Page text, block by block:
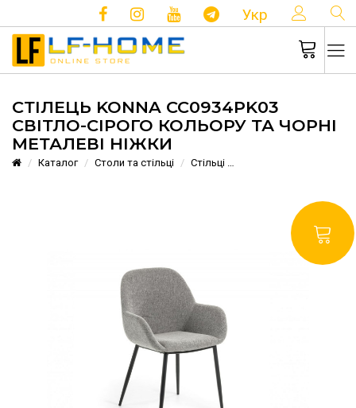
Укр
СТІЛЕЦЬ KONNA CC0934PK03
СВІТЛО-СІРОГО КОЛЬОРУ ТА ЧОРНІ
МЕТАЛЕВІ НІЖКИ
Каталог Столи та стільці Стільці